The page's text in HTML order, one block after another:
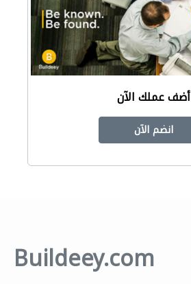
أضف عملك الآن
انضم الآن
Buildeey.com